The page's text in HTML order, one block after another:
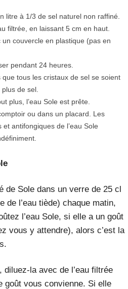
litre à 1/3 de sel naturel non raffiné.
filtrée, en laissant 5 cm en haut.
couvercle en plastique (pas en
pendant 24 heures.
tous les cristaux de sel se soient
de sel.
plus, l’eau Sole est prête.
ou dans un placard. Les
antifongiques de l’eau Sole
de Sole dans un verre de 25 cl
de l’eau tiède) chaque matin,
l’eau Sole, si elle a un goût
vous y attendre), alors c’est la
la avec de l’eau filtrée
goût vous convienne. Si elle